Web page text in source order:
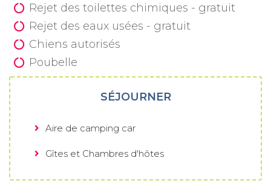
Rejet des toilettes chimiques - gratuit
Rejet des eaux usées - gratuit
Chiens autorisés
Poubelle
SÉJOURNER
Aire de camping car
Gîtes et Chambres d'hôtes